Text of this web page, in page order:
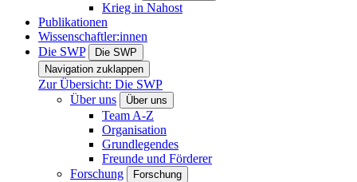
Krieg in Nahost
Publikationen
Wissenschaftler:innen
Die SWP
Die SWP
Navigation zuklappen
Zur Übersicht: Die SWP
Über uns
Über uns
Team A-Z
Organisation
Grundlegendes
Freunde und Förderer
Forschung
Forschung